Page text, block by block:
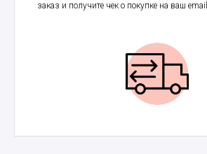
заказ и получите чек о покупке на ваш